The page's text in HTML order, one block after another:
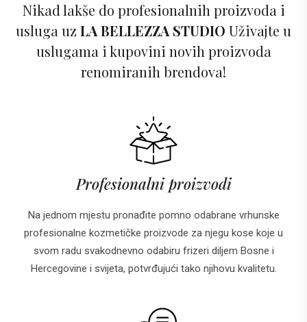
Nikad lakše do profesionalnih proizvoda i
usluga uz LA BELLEZZA STUDIO Uživajte u
uslugama i kupovini novih proizvoda
renomiranih brendova!
Profesionalni proizvodi
Na jednom mjestu pronađite pomno odabrane vrhunske
profesionalne kozmetičke proizvode za njegu kose koje u
svom radu svakodnevno odabiru frizeri diljem Bosne i
Hercegovine i svijeta, potvrđujući tako njihovu kvalitetu.